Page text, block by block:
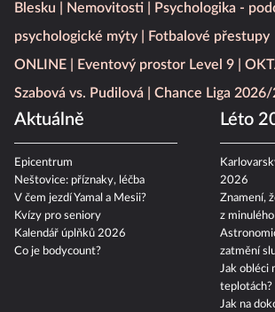
Blesku
Nemovitosti
Psychologika -
psychologické mýty
Fotbalové přestupy
ONLINE
Eventový prostor Level 9
Szabová vs. Pudilová
Chance Liga 2026/
Aktuálně
Epicentrum
Neštovice: příznaky, léčba
V čem jezdí Yamal a Mesii?
Kvízy pro seniory
Kalendář úplňků 2026
Co je bodycount?
Léto
2026
Znamení,
z
zatmění
Jak obléci
teplotách?
Jak na